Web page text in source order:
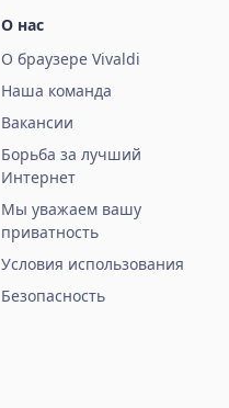
О нас
О браузере Vivaldi
Наша команда
Вакансии
Борьба за лучший
Интернет
Мы уважаем вашу
приватность
Условия использования
Безопасность